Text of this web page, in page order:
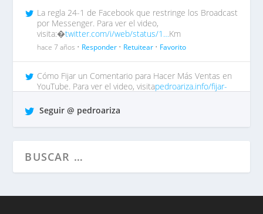
La regla 24-1 de Facebook que restringe los Broadcast
por Messenger. Para ver el video,
visita:�twitter.com/i/web/status/1…Km
hace 7 años • Responder • Retuitear • Favorito
Cómo Fijar un Comentario para Hacer Más Ventas en
YouTube. Para ver el video, visitapedroariza.info/fijar-
hace 7 años •Responder•
Seguir @ pedroariza